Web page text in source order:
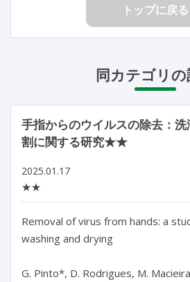
トップに戻る
同カテゴリの
手指からのウイルスの除去：
割に関する研究★★
2025.01.17
★★
Removal of virus from hands: a
washing and drying
G. Pinto*, D. Rodrigues, M.